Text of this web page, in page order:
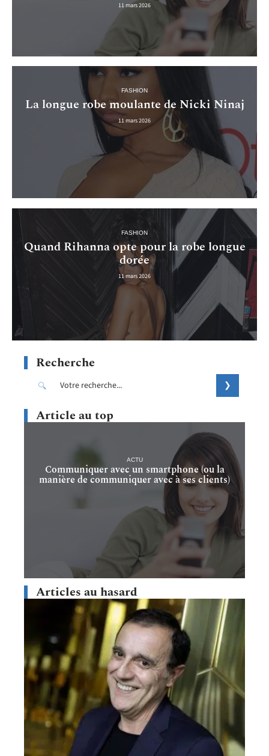
11 mars 2026
FASHION
La longue robe moulante de Nicki Ninaj
11 mars 2026
FASHION
Quand Rihanna opte pour la robe longue
dorée
11 mars 2026
Recherche
Article au top
ACTU
Communiquer avec un smartphone (ou la
manière de communiquer avec à ses clients)
Articles au hasard